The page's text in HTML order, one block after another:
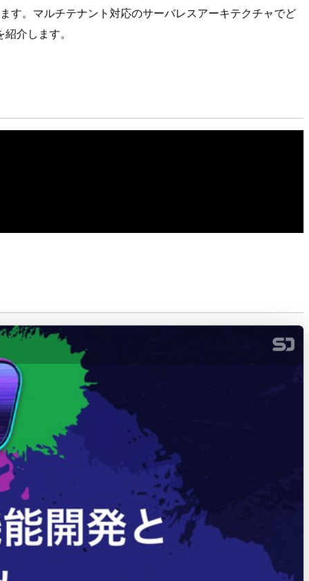
す。マルチテナント対応のサーバレスアーキテクチャでど
介します。